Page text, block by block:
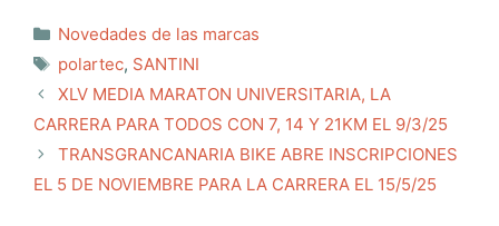
Categorías
Novedades de las marcas
Etiquetas
polartec, SANTINI
XLV MEDIA MARATON UNIVERSITARIA, LA
CARRERA PARA TODOS CON 7, 14 Y 21KM EL 9/3/25
TRANSGRANCANARIA BIKE ABRE INSCRIPCIONES
EL 5 DE NOVIEMBRE PARA LA CARRERA EL 15/5/25